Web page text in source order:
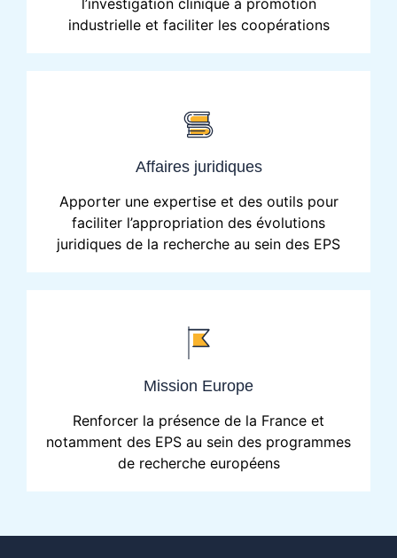
l’investigation clinique à promotion
industrielle et faciliter les coopérations
Affaires juridiques
Apporter une expertise et des outils pour
faciliter l’appropriation des évolutions
juridiques de la recherche au sein des EPS
Mission Europe
Renforcer la présence de la France et
notamment des EPS au sein des programmes
de recherche européens